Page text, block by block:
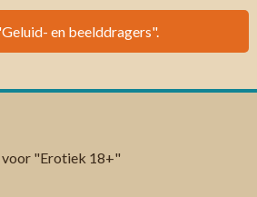
en beelddragers".
"Erotiek 18+"